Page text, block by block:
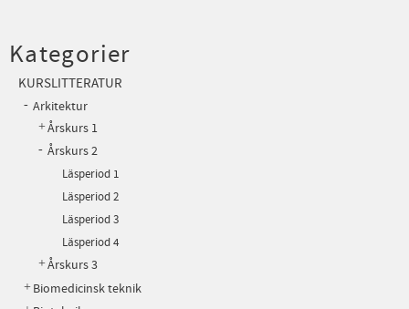
Kategorier
KURSLITTERATUR
Arkitektur
Årskurs 1
Årskurs 2
Läsperiod 1
Läsperiod 2
Läsperiod 3
Läsperiod 4
Årskurs 3
Biomedicinsk teknik